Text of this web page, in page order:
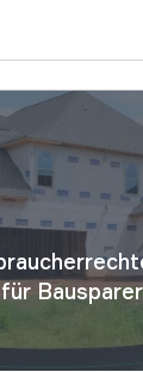
Seit April
der
(AGB)
Urteil des
Bausparer